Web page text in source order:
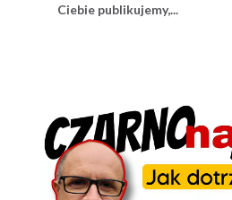
Ciebie publikujemy,...